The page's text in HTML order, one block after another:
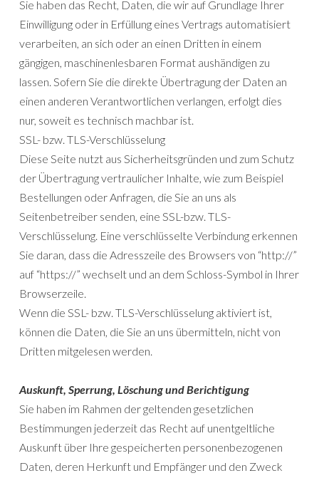
Sie haben das Recht, Daten, die wir auf Grundlage Ihrer
Einwilligung oder in Erfüllung eines Vertrags automatisiert
verarbeiten, an sich oder an einen Dritten in einem
gängigen, maschinenlesbaren Format aushändigen zu
lassen. Sofern Sie die direkte Übertragung der Daten an
einen anderen Verantwortlichen verlangen, erfolgt dies
nur, soweit es technisch machbar ist.
SSL- bzw. TLS-Verschlüsselung
Diese Seite nutzt aus Sicherheitsgründen und zum Schutz
der Übertragung vertraulicher Inhalte, wie zum Beispiel
Bestellungen oder Anfragen, die Sie an uns als
Seitenbetreiber senden, eine SSL-bzw. TLS-
Verschlüsselung. Eine verschlüsselte Verbindung erkennen
Sie daran, dass die Adresszeile des Browsers von “http://”
auf “https://” wechselt und an dem Schloss-Symbol in Ihrer
Browserzeile.
Wenn die SSL- bzw. TLS-Verschlüsselung aktiviert ist,
können die Daten, die Sie an uns übermitteln, nicht von
Dritten mitgelesen werden.
Auskunft, Sperrung, Löschung und Berichtigung
Sie haben im Rahmen der geltenden gesetzlichen
Bestimmungen jederzeit das Recht auf unentgeltliche
Auskunft über Ihre gespeicherten personenbezogenen
Daten, deren Herkunft und Empfänger und den Zweck